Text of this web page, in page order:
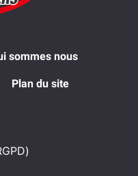
sommes nous
Plan du site